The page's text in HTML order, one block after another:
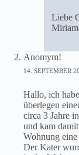
Liebe
Miriam
Anomym!
14. SEPTEMBER
Hallo, ich
überlegen
circa 3 Jahre
und kam
Wohnung
Der Kater